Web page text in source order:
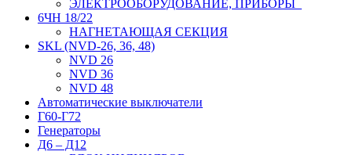
ЭЛЕКТРООБОРУДОВАНИЕ, ПРИБОРЫ
6ЧН 18/22
НАГНЕТАЮЩАЯ СЕКЦИЯ
SKL (NVD-26, 36, 48)
NVD 26
NVD 36
NVD 48
Автоматические выключатели
Г60-Г72
Генераторы
Д6 – Д12